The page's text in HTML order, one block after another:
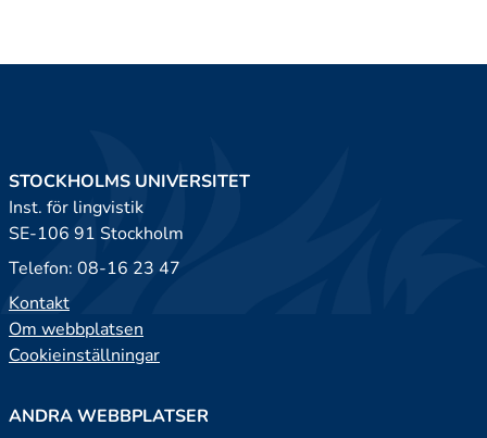
STOCKHOLMS UNIVERSITET
Inst. för lingvistik
SE-106 91 Stockholm
Telefon: 08-16 23 47
Kontakt
Om webbplatsen
Cookieinställningar
ANDRA WEBBPLATSER